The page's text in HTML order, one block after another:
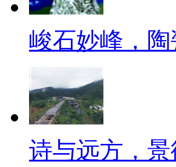
峻石妙峰，
诗与远方，景